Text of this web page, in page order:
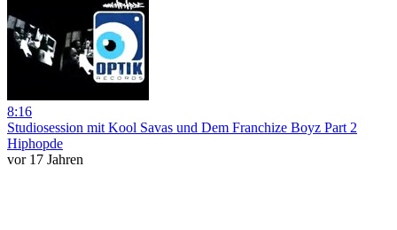
8:16
Studiosession mit Kool Savas und Dem Franchize Boyz Part 2
Hiphopde
vor 17 Jahren